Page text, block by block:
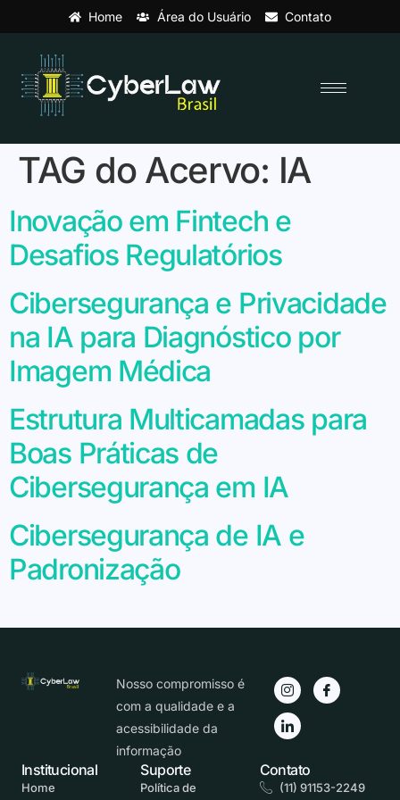
Home Área do Usuário Contato
TAG do Acervo: IA
Inovação em Fintech e
Desafios Regulatórios
Cibersegurança e Privacidade
na IA para Diagnóstico por
Imagem Médica
Estrutura Multicamadas para
Boas Práticas de
Cibersegurança em IA
Cibersegurança de IA e
Padronização
Nosso compromisso é
com a qualidade e a
acessibilidade da
informação
Suporte
Política de
Contato
(11) 91153-2249
Institucional
Home